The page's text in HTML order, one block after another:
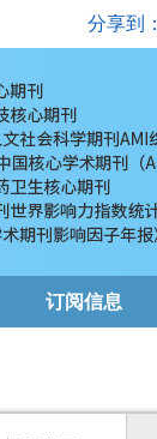
分享到：
订阅信息